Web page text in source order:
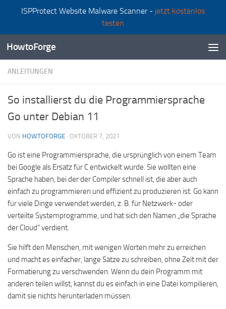
ISPProtect Website Malware Scanner - jetzt kostenlos
testen
Zum Inhalt springen
HowtoForge
ANLEITUNGEN
So installierst du die Programmiersprache
Go unter Debian 11
VON HOWTOFORGE · OKTOBER 7, 2021
Go ist eine Programmiersprache, die ursprünglich von einem Team
bei Google als Ersatz für C entwickelt wurde. Sie wollten eine
Sprache haben, bei der der Compiler schnell ist, die aber auch
einfach zu programmieren und effizient zu produzieren ist. Go kann
für viele Dinge verwendet werden, z. B. für Netzwerk- oder
verteilte Systemprogramme, und hat sich den Namen „die Sprache
der Cloud“ verdient.
Sie hilft den Menschen, mit wenigen Worten mehr zu erreichen
und macht es einfacher, lange Sätze zu schreiben, ohne Zeit mit der
Formatierung zu verschwenden. Wenn du dein Programm mit
anderen teilen willst, kannst du es einfach in eine Datei kompilieren,
damit sie nichts herunterladen müssen.